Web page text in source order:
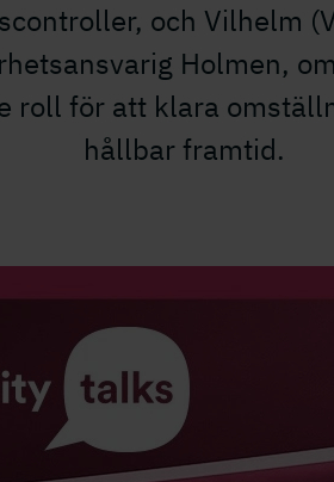
och Vilhelm
Holmen,
roll för att klara
hållbar framtid.